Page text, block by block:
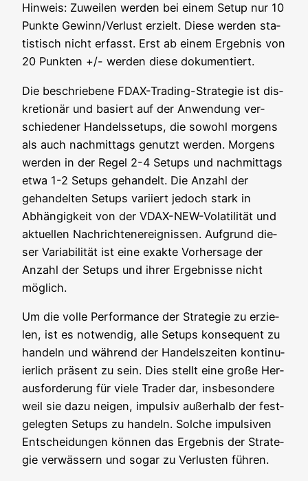
Hin­weis: Zuwei­len wer­den bei einem Set­up nur 10
Punk­te Gewinn/Verlust erzielt. Die­se wer­den sta­
tis­tisch nicht erfasst. Erst ab einem Ergeb­nis von
20 Punk­ten +/- wer­den die­se dokumentiert.
Die beschrie­be­ne FDAX-Tra­ding-Stra­te­gie ist dis­
kre­tio­när und basiert auf der Anwen­dung ver­
schie­de­ner Han­dels­set­ups, die sowohl mor­gens
als auch nach­mit­tags genutzt wer­den. Mor­gens
wer­den in der Regel 2-4 Set­ups und nach­mit­tags
etwa 1-2 Set­ups gehan­delt. Die Anzahl der
gehan­del­ten Set­ups vari­iert jedoch stark in
Abhän­gig­keit von der VDAX-NEW-Vola­ti­li­tät und
aktu­el­len Nach­rich­ten­er­eig­nis­sen. Auf­grund die­
ser Varia­bi­li­tät ist eine exak­te Vor­her­sa­ge der
Anzahl der Set­ups und ihrer Ergeb­nis­se nicht
möglich.
Um die vol­le Per­for­mance der Stra­te­gie zu erzie­
len, ist es not­wen­dig, alle Set­ups kon­se­quent zu
han­deln und wäh­rend der Han­dels­zei­ten kon­ti­nu­
ier­lich prä­sent zu sein. Dies stellt eine gro­ße Her­
aus­for­de­rung für vie­le Trader dar, ins­be­son­de­re
weil sie dazu nei­gen, impul­siv außer­halb der fest­
ge­leg­ten Set­ups zu han­deln. Sol­che impul­si­ven
Ent­schei­dun­gen kön­nen das Ergeb­nis der Stra­te­
gie ver­wäs­sern und sogar zu Ver­lus­ten führen.